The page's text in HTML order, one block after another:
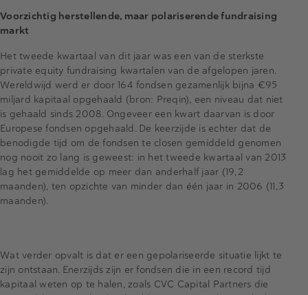
Voorzichtig herstellende, maar polariserende fundraising
markt
Het tweede kwartaal van dit jaar was een van de sterkste
private equity fundraising kwartalen van de afgelopen jaren.
Wereldwijd werd er door 164 fondsen gezamenlijk bijna €95
miljard kapitaal opgehaald (bron: Preqin), een niveau dat niet
is gehaald sinds 2008. Ongeveer een kwart daarvan is door
Europese fondsen opgehaald. De keerzijde is echter dat de
benodigde tijd om de fondsen te closen gemiddeld genomen
nog nooit zo lang is geweest: in het tweede kwartaal van 2013
lag het gemiddelde op meer dan anderhalf jaar (19,2
maanden), ten opzichte van minder dan één jaar in 2006 (11,3
maanden).
Wat verder opvalt is dat er een gepolariseerde situatie lijkt te
zijn ontstaan. Enerzijds zijn er fondsen die in een record tijd
kapitaal weten op te halen, zoals CVC Capital Partners die